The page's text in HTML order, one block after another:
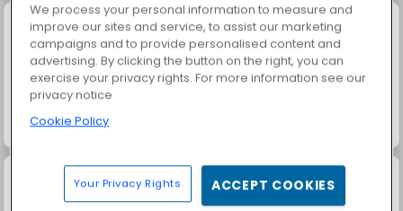
Trollface Quest: USA 2
We process your personal information to measure and
improve our sites and service, to assist our marketing
campaigns and to provide personalised content and
advertising. By clicking the button on the right, you can
exercise your privacy rights. For more information see our
privacy notice
Cookie Policy
Your Privacy Rights ACCEPT COOKIES